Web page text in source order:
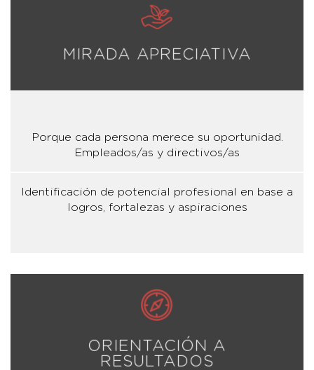
MIRADA APRECIATIVA
Porque cada persona merece su oportunidad.
Empleados/as y directivos/as
Identificación de potencial profesional en base a
logros, fortalezas y aspiraciones
ORIENTACIÓN A
RESULTADOS